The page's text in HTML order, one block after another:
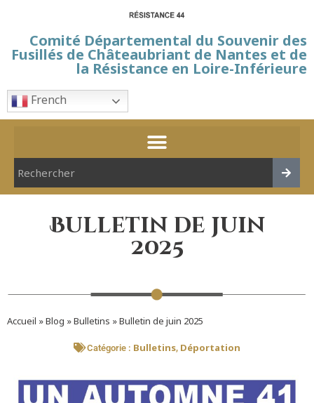
Comité Départemental du Souvenir des
Fusillés de Châteaubriant de Nantes et de
la Résistance en Loire-Inférieure
French
Bulletin de juin
2025
Accueil »Blog »Bulletins »Bulletin de juin 2025
Catégorie : Bulletins, Déportation